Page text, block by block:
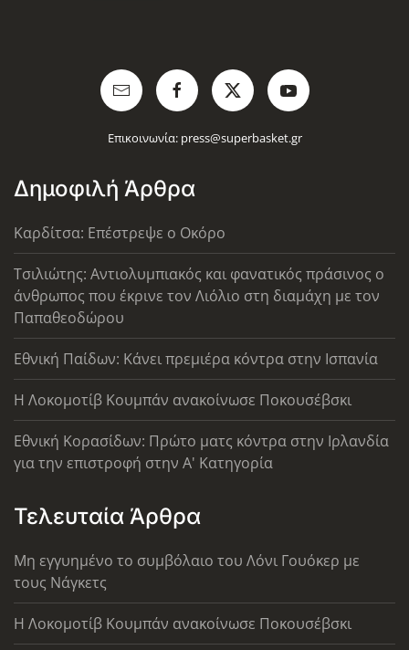
Επικοινωνία: press@superbasket.gr
Δημοφιλή Άρθρα
Καρδίτσα: Επέστρεψε ο Οκόρο
Τσιλιώτης: Αντιολυμπιακός και φανατικός πράσινος ο
άνθρωπος που έκρινε τον Λιόλιο στη διαμάχη με τον
Παπαθεοδώρου
Εθνική Παίδων: Κάνει πρεμιέρα κόντρα στην Ισπανία
Η Λοκομοτίβ Κουμπάν ανακοίνωσε Ποκουσέβσκι
Εθνική Κορασίδων: Πρώτο ματς κόντρα στην Ιρλανδία
για την επιστροφή στην Α' Κατηγορία
Τελευταία Άρθρα
Μη εγγυημένο το συμβόλαιο του Λόνι Γουόκερ με
τους Νάγκετς
Η Λοκομοτίβ Κουμπάν ανακοίνωσε Ποκουσέβσκι